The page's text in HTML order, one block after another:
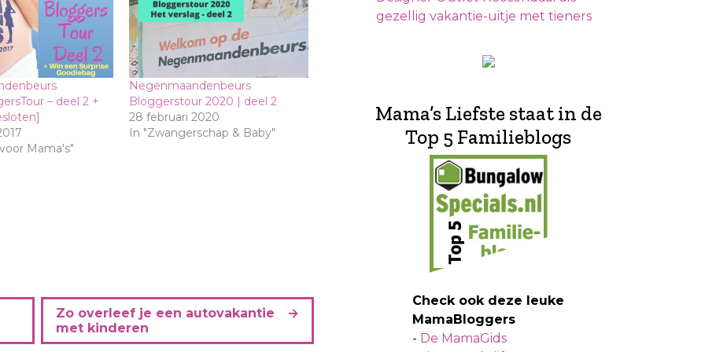
– deel 2 +
Mama's"
Negenmaandenbeurs
Bloggerstour 2020 | deel 2
28 februari 2020
In "Zwangerschap & Baby"
Zo overleef je een autovakantie
met kinderen
gezellig vakantie-uitje met tieners
Mama’s Liefste staat in de
Top 5 Familieblogs
Check ook deze leuke
MamaBloggers
- De MamaGids